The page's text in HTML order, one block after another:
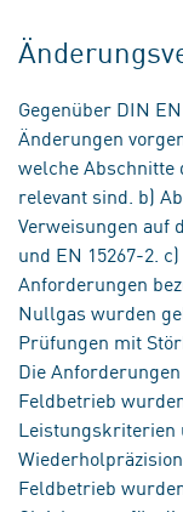
Gegenüber DIN
Änderungen
welche
relevant sind. b)
Verweisungen auf
und EN 15267-2.
Anforderungen
Nullgas wurden
Prüfungen mit
Die
Feldbetrieb
Leistungskriterien
Feldbetrieb